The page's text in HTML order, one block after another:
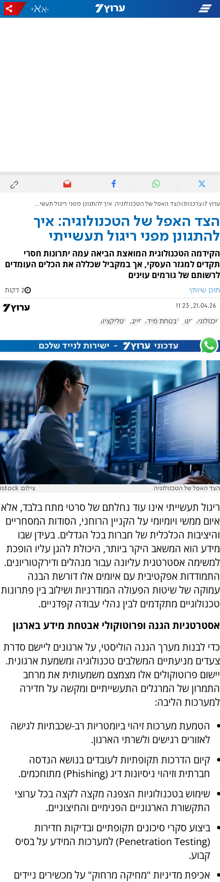
-
+
ערוץ 7 צרכנות הצד האפל של הטכנולוגיה: איך להתגונן מפני ריגול תעשייתי
הצד האפל של הטכנולוגיה: איך
להתגונן מפני ריגול תעשייתי
הקידמה הטכנולוגית המואצת הביאה עמה יתרונות חסרי
תקדים למגזר העסקי, אך במקביל שכללה את הכלים העומדים
לרשותם של גורמים עוינים
תוכן שיווקי 2 דקות
21.04.26, 11:23
טכנולוגיה ריגול אבטחת מידע סייבר אפליקציות
הצד האפל של הטכנולוגיה צילום: istock
ריגול תעשייתי אינו עוד נחלתם של סרטי מתח בלבד, אלא
איום ממשי ויומיומי על הקניין הרוחני, הסודות המסחריים
והיציבות הכלכלית של חברות בכל הגדלים. בעידן שבו
מידע הוא המשאב היקר ביותר, היכולת להגן עליו הופכת
למשימה אסטרטגית עליונה עבור מנהלים ודירקטוריונים.
התמודדות אפקטיבית עם איומים אלו דורשת הבנה
עמוקה של שיטות הפעולה המודרניות ושילוב בין פתרונות
טכנולוגיים מתקדמים לבין נהלי עבודה קפדניים.
אסטרטגיות הגנה ופרוטוקולי אבטחת מידע בארגון
כדי לבנות מערך הגנה הוליסטי, על ארגונים ליישם סדרת
צעדים מניעתיים המשלבים טכנולוגיה ומשמעת ארגונית.
יישום פרוטוקולים אלו מצמצם משמעותית את מרחב
התמרון של המרגלים התעשייתיים ומקשה על חדירה
למערכות הליבה:
הטמעת מערכות זיהוי ביומטריות רב-שכבתיות לגישה
לאזורים רגישים ולשרתי הארגון.
קיום הדרכות תקופתיות לעובדים בנושא הנדסה
חברתית וזיהוי ניסיונות דיג (Phishing) מתוחכמים.
שימוש בטכנולוגיות הצפנה מקצה לקצה בכל ערוצי
התקשורת הארגוניים הפנימיים והחיצוניים.
ביצוע סקרי סיכונים תקופתיים ובדיקות חדירות
(
Penetration Testing) למערכות המידע על בסיס
קבוע.
אכיפת מדיניות "מחיקה מרחוק" על מכשירים ניידים